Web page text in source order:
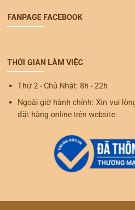
FANPAGE FACEBOOK
THỜI GIAN LÀM VIỆC
Thứ 2 - Chủ Nhật: 8h - 22h
Ngoài giờ hành chính: Xin vui
đặt hàng online trên website